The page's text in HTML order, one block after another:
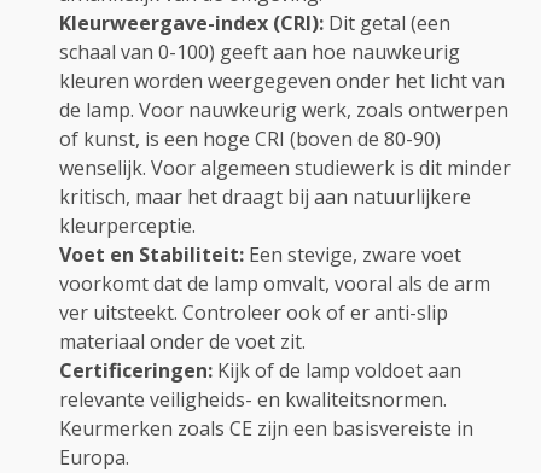
Kleurweergave-index (CRI): Dit getal (een
schaal van 0-100) geeft aan hoe nauwkeurig
kleuren worden weergegeven onder het licht van
de lamp. Voor nauwkeurig werk, zoals ontwerpen
of kunst, is een hoge CRI (boven de 80-90)
wenselijk. Voor algemeen studiewerk is dit minder
kritisch, maar het draagt bij aan natuurlijkere
kleurperceptie.
Voet en Stabiliteit: Een stevige, zware voet
voorkomt dat de lamp omvalt, vooral als de arm
ver uitsteekt. Controleer ook of er anti-slip
materiaal onder de voet zit.
Certificeringen: Kijk of de lamp voldoet aan
relevante veiligheids- en kwaliteitsnormen.
Keurmerken zoals CE zijn een basisvereiste in
Europa.